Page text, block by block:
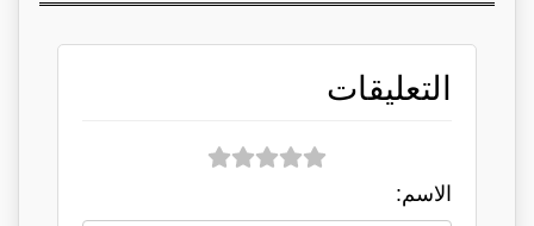
التعليقات
الاسم: